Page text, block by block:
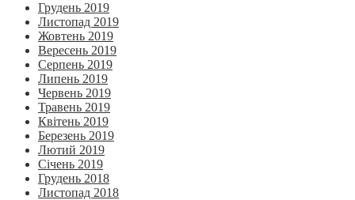
Грудень 2019
Листопад 2019
Жовтень 2019
Вересень 2019
Серпень 2019
Липень 2019
Червень 2019
Травень 2019
Квітень 2019
Березень 2019
Лютий 2019
Січень 2019
Грудень 2018
Листопад 2018